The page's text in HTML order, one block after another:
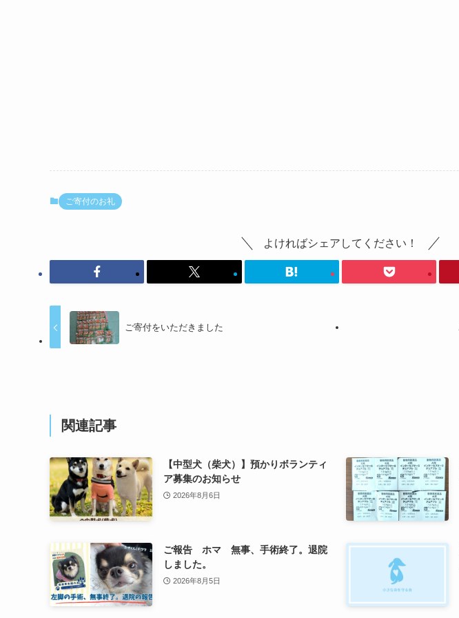
ご寄付のお礼
よければシェアしてください！
ご寄付をいただきました
関連記事
【中型犬（柴犬）】預かりボランティ
ア募集のお知らせ
2026年8月6日
ご報告 ホマ 無事、手術終了。退院
しました。
2026年8月5日